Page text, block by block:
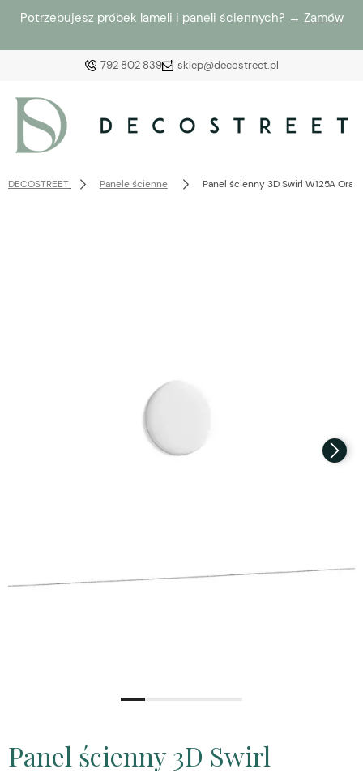
Potrzebujesz próbek lameli i paneli ściennych? → Zamów
792 802 839 sklep@decostreet.pl
Załóż konto
DECOSTREET Panele ścienne Panel ścienny 3D Swirl W125A Orac
Panel ścienny 3D Swirl